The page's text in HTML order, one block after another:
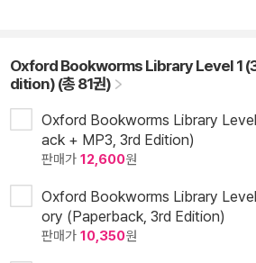
Oxford Bookworms Library Level 1
dition) (총 81권)
Oxford Bookworms Library
ack + MP3, 3rd Edition)
판매가 12,600원
Oxford Bookworms Library
ory (Paperback, 3rd Edition)
판매가 10,350원